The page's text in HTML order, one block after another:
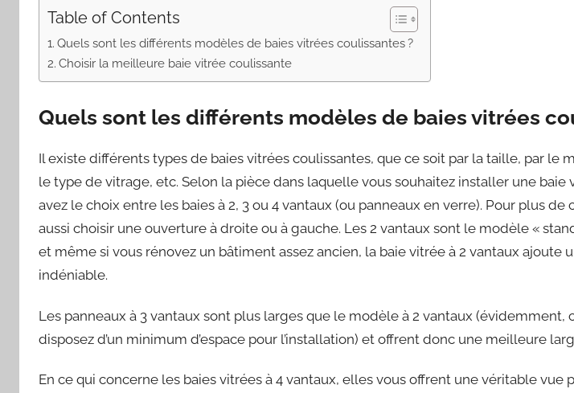
Table of Contents
Quels sont les différents modèles de baies vitrées coulissantes ?
Choisir la meilleure baie vitrée coulissante
Quels sont les différents modèles de baies vitrées
Il existe différents types de baies vitrées coulissantes, que ce soit par la taille, par le
le type de vitrage, etc. Selon la pièce dans laquelle vous souhaitez installer une baie
avez le choix entre les baies à 2, 3 ou 4 vantaux (ou panneaux en verre). Pour plus de
aussi choisir une ouverture à droite ou à gauche. Les 2 vantaux sont le modèle «
et même si vous rénovez un bâtiment assez ancien, la baie vitrée à 2 vantaux ajoute
indéniable.
Les panneaux à 3 vantaux sont plus larges que le modèle à 2 vantaux (évidemment,
disposez d’un minimum d’espace pour l’installation) et offrent donc une meilleure
En ce qui concerne les baies vitrées à 4 vantaux, elles vous offrent une véritable vue